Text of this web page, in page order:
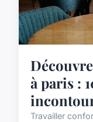
à paris :
Travailler